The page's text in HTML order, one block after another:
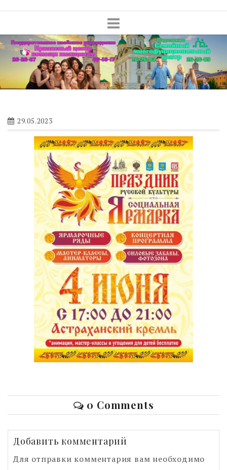
29.05.2023
0 Comments
Добавить комментарий
Для отправки комментария вам необходимо